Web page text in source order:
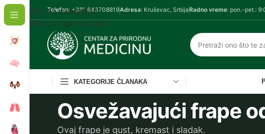
Skip to navigation
Skip to main content
Telefon: +381 643708819Adresa: Kruševac, SrbijaRadno vreme: pon.-pet.:
KATEGORIJE ČLANAKA
Osvežavajući frape
Ovaj frape je gust, kremast i sladak.